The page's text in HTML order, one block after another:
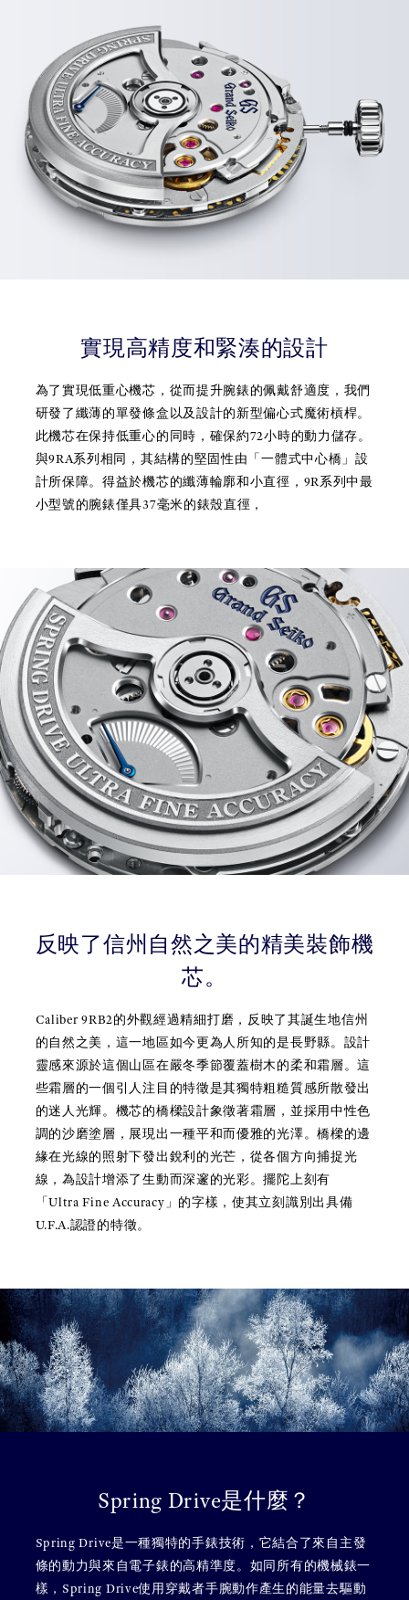
實現高精度和緊湊的設計
為了實現低重心機芯，從而提升腕錶的佩戴舒適度，我們
研發了纖薄的單發條盒以及設計的新型偏心式魔術槓桿。
此機芯在保持低重心的同時，確保約72小時的動力儲存。
與9RA系列相同，其結構的堅固性由「一體式中心橋」設
計所保障。得益於機芯的纖薄輪廓和小直徑，9R系列中最
小型號的腕錶僅具37毫米的錶殼直徑，
反映了信州自然之美的精美裝飾機
芯。
Caliber 9RB2的外觀經過精細打磨，反映了其誕生地信州
的自然之美，這一地區如今更為人所知的是長野縣。設計
靈感來源於這個山區在嚴冬季節覆蓋樹木的柔和霜層。這
些霜層的一個引人注目的特徵是其獨特粗糙質感所散發出
的迷人光輝。機芯的橋樑設計象徵著霜層，並採用中性色
調的沙磨塗層，展現出一種平和而優雅的光澤。橋樑的邊
緣在光線的照射下發出銳利的光芒，從各個方向捕捉光
線，為設計增添了生動而深邃的光彩。擺陀上刻有
「Ultra Fine Accuracy」的字樣，使其立刻識別出具備
U.F.A.認證的特徵。
Spring Drive是什麼？
Spring Drive是一種獨特的手錶技術，它結合了來自主發
條的動力與來自電子錶的高精準度。如同所有的機械錶一
樣，Spring Drive使用穿戴者手腕動作產生的能量去驅動